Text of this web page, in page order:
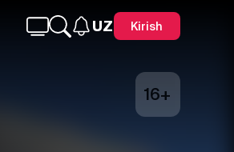
UZ Kirish
16+